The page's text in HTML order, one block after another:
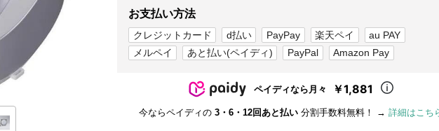
お支払い方法
クレジットカード d払い PayPay 楽天ペイ
au PAY
メルペイ
あと払い(ペイディ) PayPal Amazon Pay
ペイディなら月々 ￥1,881
今ならペイディの 3・6・12回あと払い 分割手数料無料！ → 詳細はこち